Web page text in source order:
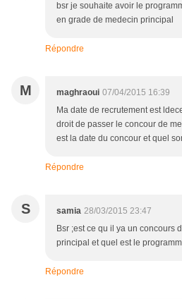
bsr je souhaite avoir le
en grade de medecin principal
Répondre
M maghraoui 07/04/2015 16:39
Ma date de recrutement est
droit de passer le concour de
est la date du concour et quel
Répondre
S samia 28/03/2015 23:47
Bsr ;est ce qu il ya un concours
principal et quel est le
Répondre